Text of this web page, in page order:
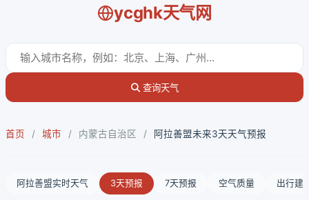
ycghk天气网
查询天气
首页 / 城市 / 内蒙古自治区 / 阿拉善盟未来3天天气预报
阿拉善盟实时天气 3天预报 7天预报 空气质量 出行建